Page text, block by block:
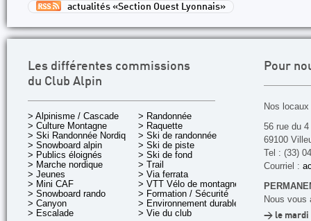
actualités «Section Ouest Lyonnais»
Les différentes commissions
du Club Alpin
> Alpinisme / Cascade
> Culture Montagne
> Ski Randonnée Nordique
> Snowboard alpin
> Publics éloignés
> Marche nordique
> Jeunes
> Mini CAF
> Snowboard rando
> Canyon
> Escalade
> Randonnée
> Raquette
> Ski de randonnée
> Ski de piste
> Ski de fond
> Trail
> Via ferrata
> VTT Vélo de montagne
> Formation / Sécurité
> Environnement durable
> Vie du club
Pour
Nos
56 rue du
69100
Tel : (33)
Courriel :
Nous vous
> le mardi